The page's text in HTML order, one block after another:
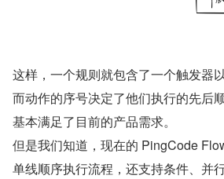
这样，一个规则就包含了一个触发器
而动作的序号决定了他们执行的先后
基本满足了目前的产品需求。
但是我们知道，现在的 PingCode
单线顺序执行流程，还支持条件、并